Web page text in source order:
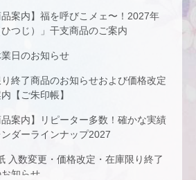
品案内】福を呼びこメェ〜！2027年
ひつじ）」干支商品のご案内
日のお知らせ
終了商品のお知らせおよび価格改定
【ご朱印帳】
品案内】リピーター多数！確かな実績
ダーラインナップ2027
入数変更・価格改定・在庫限り終了
知らせ